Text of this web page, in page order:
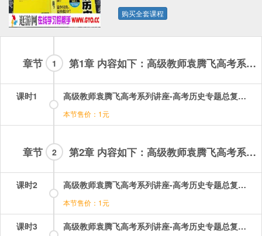
购买全套课程
章节 第1章 内容如下：高级教师袁腾飞高考系列讲座高考历史专题总复习视频课程全集-01集
1
课时1 高级教师袁腾飞高考系列讲座-高考历史专题总复习：01.mp4
本节售价：1元
章节 第2章 内容如下：高级教师袁腾飞高考系列讲座高考历史专题总复习视频课程全集-02-23集
2
课时2 高级教师袁腾飞高考系列讲座-高考历史专题总复习：02.mp4
本节售价：1元
课时3 高级教师袁腾飞高考系列讲座-高考历史专题总复习：03.mp4